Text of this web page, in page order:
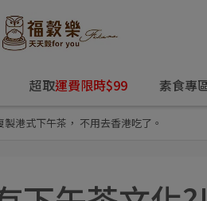
超取運費限時$99 素食專
港式下午茶， 不用去香港吃了。